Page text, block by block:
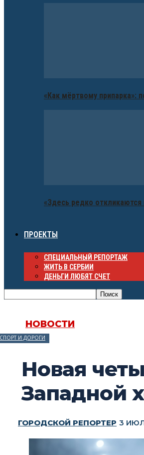
«Как мёртвому припарка»:
«Здесь редко
ПРОЕКТЫ
СПЕЦИАЛЬНЫЙ РЕПОРТАЖ
ЖИТЬ В СЕРБИИ
ДЕНЬГИ ЛЮБЯТ СЧЕТ
НОВОСТИ
И ДОРОГИ
Новая
Западной
ГОРОДСКОЙ РЕПОРТЕР 3